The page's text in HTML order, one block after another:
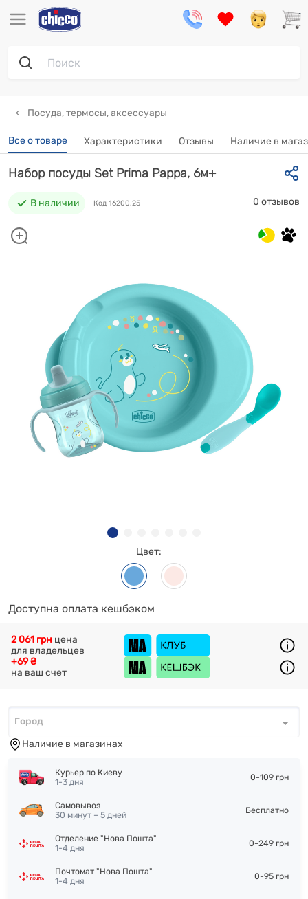
Посуда, термосы, аксессуары
Все о товаре Характеристики Отзывы Наличие в
Набор посуды Set Prima Pappa, 6м+
В наличии Код 16200.25 0 отзывов
Цвет:
Доступна оплата кешбэком
+69 ₴
на ваш счет
2 061 грн цена
для владельцев
Город*
Город
Наличие в магазинах
Курьер по Киеву
1-3 дня
0-109 грн
Самовывоз
30 минут – 5 дней
Бесплатно
Отделение "Нова Пошта"
1-4 дня
0-249 грн
Почтомат "Нова Пошта"
1-4 дня
0-95 грн